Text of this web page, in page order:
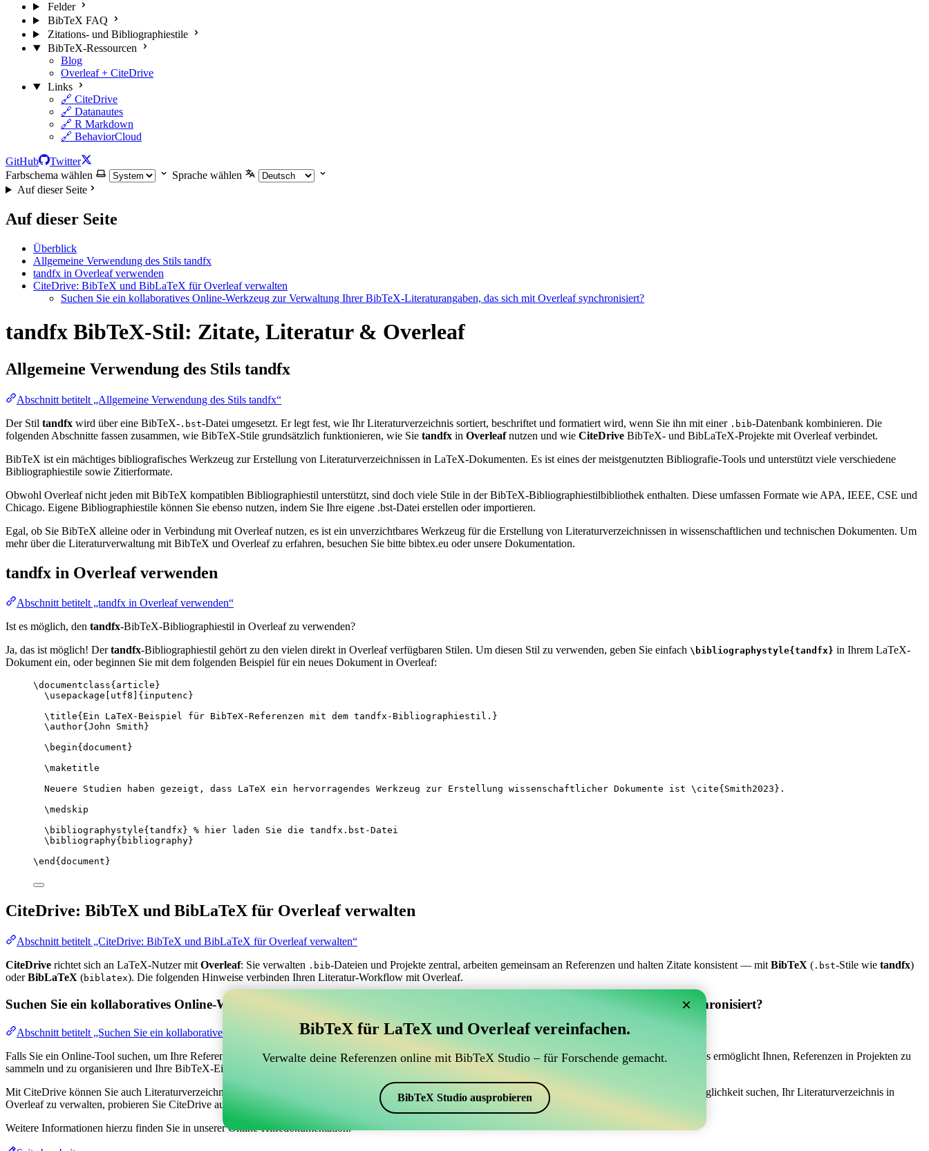
Felder
BibTeX FAQ
Zitations- und Bibliographiestile
BibTeX-Ressourcen
Blog
Overleaf + CiteDrive
Links
🔗 CiteDrive
🔗 Datanautes
🔗 R Markdown
🔗 BehaviorCloud
GitHub
Twitter
Farbschema wählen
Sprache wählen
Auf dieser Seite
Auf dieser Seite
Überblick
Allgemeine Verwendung des Stils tandfx
tandfx in Overleaf verwenden
CiteDrive: BibTeX und BibLaTeX für Overleaf verwalten
Suchen Sie ein kollaboratives Online-Werkzeug zur Verwaltung Ihrer BibTeX-Literaturangaben, das sich mit Overleaf synchronisiert?
tandfx BibTeX-Stil: Zitate, Literatur & Overleaf
Allgemeine Verwendung des Stils tandfx
Abschnitt betitelt „Allgemeine Verwendung des Stils tandfx“
Der Stil tandfx wird über eine BibTeX- .bst-Datei umgesetzt. Er legt fest, wie Ihr Literaturverzeichnis sortiert, beschriftet und formatiert wird, wenn Sie ihn mit einer .bib-Datenbank kombinieren. Die
folgenden Abschnitte fassen zusammen, wie BibTeX-Stile grundsätzlich funktionieren, wie Sie tandfx in Overleafnutzen und wie CiteDrive BibTeX- und BibLaTeX-Projekte mit Overleaf verbindet.
BibTeX ist ein mächtiges bibliografisches Werkzeug zur Erstellung von Literaturverzeichnissen in LaTeX-Dokumenten. Es ist eines der meistgenutzten Bibliografie-Tools und unterstützt viele verschiedene
Bibliographiestile sowie Zitierformate.
Obwohl Overleaf nicht jeden mit BibTeX kompatiblen Bibliographiestil unterstützt, sind doch viele Stile in der BibTeX-Bibliographiestilbibliothek enthalten. Diese umfassen Formate wie APA, IEEE, CSE und
Chicago. Eigene Bibliographiestile können Sie ebenso nutzen, indem Sie Ihre eigene .bst-Datei erstellen oder importieren.
Egal, ob Sie BibTeX alleine oder in Verbindung mit Overleaf nutzen, es ist ein unverzichtbares Werkzeug für die Erstellung von Literaturverzeichnissen in wissenschaftlichen und technischen Dokumenten. Um
mehr über die Literaturverwaltung mit BibTeX und Overleaf zu erfahren, besuchen Sie bitte bibtex.eu oder unsere Dokumentation.
tandfx in Overleaf verwenden
Abschnitt betitelt „tandfx in Overleaf verwenden“
Ist es möglich, den tandfx-BibTeX-Bibliographiestil in Overleaf zu verwenden?
Ja, das ist möglich! Dertandfx-Bibliographiestil gehört zu den vielen direkt in Overleaf verfügbaren Stilen. Um diesen Stil zu verwenden, geben Sie einfach \bibliographystyle{tandfx} in Ihrem LaTeX-
Dokument ein, oder beginnen Sie mit dem folgenden Beispiel für ein neues Dokument in Overleaf:
\documentclass{ article }
\usepackage
utf8 ]{ inputenc }
\title{Ein LaTeX-Beispiel für BibTeX-Referenzen mit dem tandfx-Bibliographiestil.}
\author{John Smith}
\begin{ document }
\maketitle
Neuere Studien haben gezeigt, dass LaTeX ein hervorragendes Werkzeug zur Erstellung wissenschaftlicher Dokumente ist \cite{ Smith2023 }.
\medskip
\bibliographystyle{tandfx} % hier laden Sie die tandfx.bst-Datei
\bibliography{bibliography}
\end { document }
CiteDrive: BibTeX und BibLaTeX für Overleaf verwalten
Abschnitt betitelt „CiteDrive: BibTeX und BibLaTeX für Overleaf verwalten“
CiteDrive richtet sich an LaTeX-Nutzer mit Overleaf: Sie verwalten .bib-Dateien und Projekte zentral, arbeiten gemeinsam an Referenzen und halten Zitate konsistent — mit BibTeX ( .bst-Stile wie tandfx)
oderBibLaTeX (biblatex). Die folgenden Hinweise verbinden Ihren Literatur-Workflow mit Overleaf.
Suchen Sie ein kollaboratives Online-Werkzeug zur Verwaltung Ihrer BibTeX-Literaturangaben, das sich mit Overleaf synchronisiert?
Abschnitt betitelt „Suchen Sie ein kollaboratives Online-Werkzeug zur Verwaltung Ihrer BibTeX-Literaturangaben, das sich mit Overleaf synchronisiert?“
Falls Sie ein Online-Tool suchen, um Ihre Referenzen, Zitate und das Literaturverzeichnis in Overleaf zu verwalten, könnte CiteDrive genau das Richtige sein! Es ermöglicht Ihnen, Referenzen in Projekten zu
sammeln und zu organisieren und Ihre BibTeX-Einträge in Ihrem Overleaf-Projekt aktuell zu halten.
Mit CiteDrive können Sie auch Literaturverzeichnisse und Zitate in verschiedenen Stilen, einschließlich tandfx, erstellen. Wenn Sie also nach einer einfachen Möglichkeit suchen, Ihr Literaturverzeichnis in
Overleaf zu verwalten, probieren Sie CiteDrive aus!
Weitere Informationen hierzu finden Sie in unserer Online-Hilfedokumentation.
×
BibTeX für LaTeX und Overleaf vereinfachen.
Verwalte deine Referenzen online mit BibTeX Studio – für Forschende gemacht.
BibTeX Studio ausprobieren